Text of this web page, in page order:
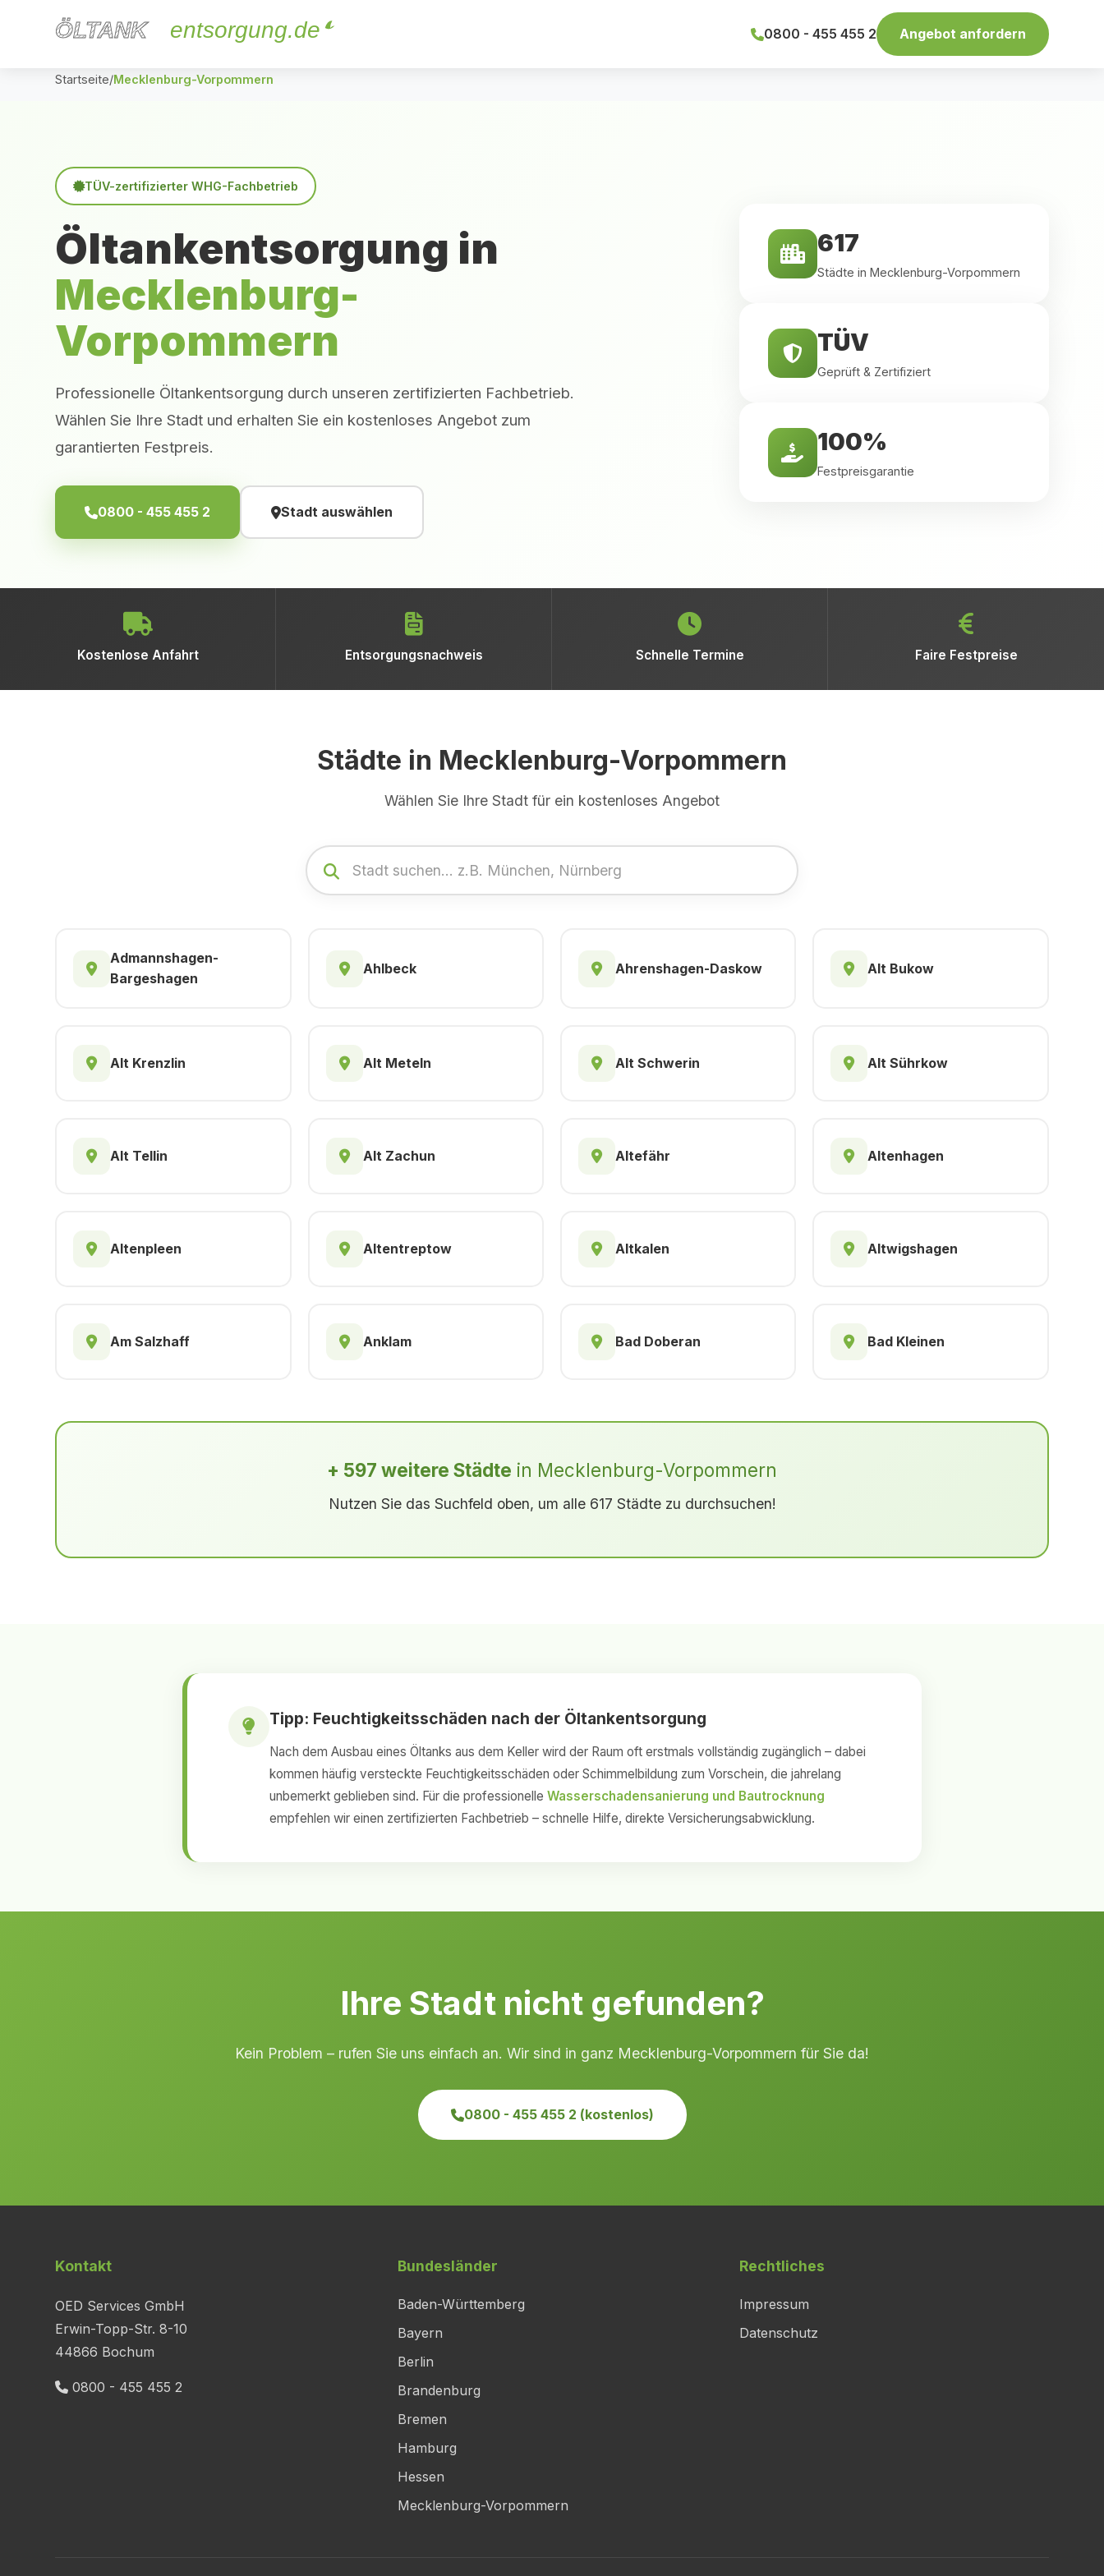
ÖLTANK
ÖLTANK entsorgung.de 0800 - 455 455 2 Angebot anfordern
Startseite/Mecklenburg-Vorpommern
TÜV-zertifizierter WHG-Fachbetrieb
Öltankentsorgung in
Mecklenburg-
Vorpommern
Professionelle Öltankentsorgung durch unseren zertifizierten Fachbetrieb.
Wählen Sie Ihre Stadt und erhalten Sie ein kostenloses Angebot zum
garantierten Festpreis.
0800 - 455 455 2 Stadt auswählen
617
Städte in Mecklenburg-Vorpommern
TÜV
Geprüft & Zertifiziert
100%
Festpreisgarantie
Kostenlose Anfahrt Entsorgungsnachweis Schnelle Termine Faire Festpreise
Städte in Mecklenburg-Vorpommern
Wählen Sie Ihre Stadt für ein kostenloses Angebot
Admannshagen-
Bargeshagen
Ahlbeck Ahrenshagen-Daskow Alt Bukow
Alt Krenzlin Alt Meteln Alt Schwerin Alt Sührkow
Alt Tellin Alt Zachun Altefähr Altenhagen
Altenpleen Altentreptow Altkalen Altwigshagen
Am Salzhaff Anklam Bad Doberan Bad Kleinen
+ 597 weitere Städte in Mecklenburg-Vorpommern
Nutzen Sie das Suchfeld oben, um alle 617 Städte zu durchsuchen!
Tipp: Feuchtigkeitsschäden nach der Öltankentsorgung
Nach dem Ausbau eines Öltanks aus dem Keller wird der Raum oft erstmals vollständig zugänglich – dabei
kommen häufig versteckte Feuchtigkeitsschäden oder Schimmelbildung zum Vorschein, die jahrelang
unbemerkt geblieben sind. Für die professionelle Wasserschadensanierung und Bautrocknung
empfehlen wir einen zertifizierten Fachbetrieb – schnelle Hilfe, direkte Versicherungsabwicklung.
Ihre Stadt nicht gefunden?
Kein Problem – rufen Sie uns einfach an. Wir sind in ganz Mecklenburg-Vorpommern für Sie da!
0800 - 455 455 2 (kostenlos)
Kontakt
OED Services GmbH
Erwin-Topp-Str. 8-10
44866 Bochum
0800 - 455 455 2
Bundesländer
Baden-Württemberg
Bayern
Berlin
Brandenburg
Bremen
Hamburg
Hessen
Mecklenburg-Vorpommern
Rechtliches
Impressum
Datenschutz